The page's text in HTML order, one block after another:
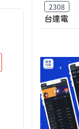
2308
台達電